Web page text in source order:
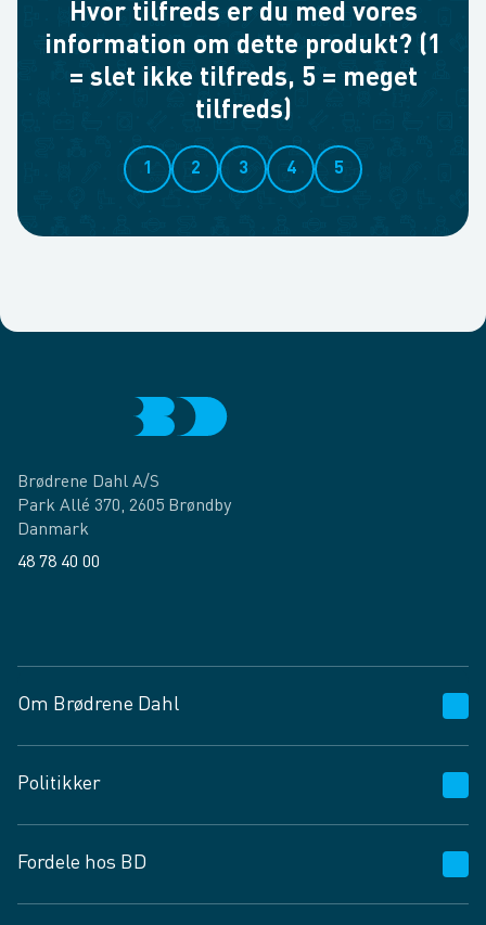
Hvor tilfreds er du med vores
information om dette produkt? (1
= slet ikke tilfreds, 5 = meget
tilfreds)
1 2 3 4 5
Brødrene Dahl A/S
Park Allé 370, 2605 Brøndby
Danmark
48 78 40 00
Om Brødrene Dahl
Vagttelefon 30 10 89 89
Spørgsmål og svar
Job og karriere
Fødevarekontrolrapport
Politikker
Privatlivspolitik
Cookies
Fordele hos BD